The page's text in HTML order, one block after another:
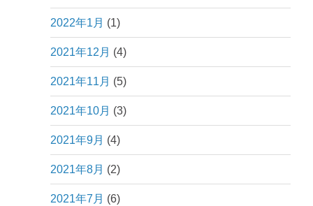
2022年1月 (1)
2021年12月 (4)
2021年11月 (5)
2021年10月 (3)
2021年9月 (4)
2021年8月 (2)
2021年7月 (6)